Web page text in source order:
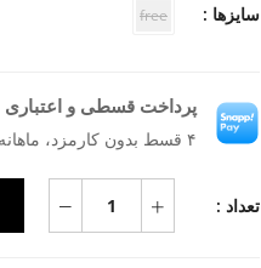
سایزها : free
پرداخت قسطی و اعتباری
۴ قسط بدون کارمزد، ماهانه ۴۵۴٬۳۱۸ تومان
تعداد :